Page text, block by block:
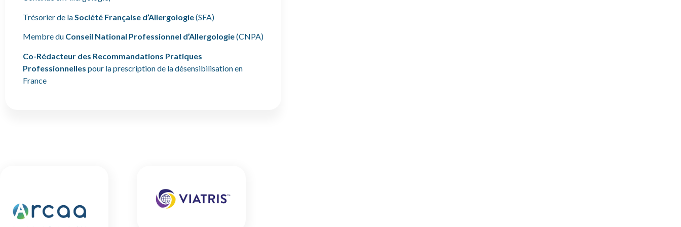
Trésorier de la Société Française d’Allergologie(SFA)
Membre du Conseil National Professionnel d’Allergologie(CNPA)
Co-Rédacteur des Recommandations Pratiques
Professionnelles pour la prescription de la désensibilisation en
France